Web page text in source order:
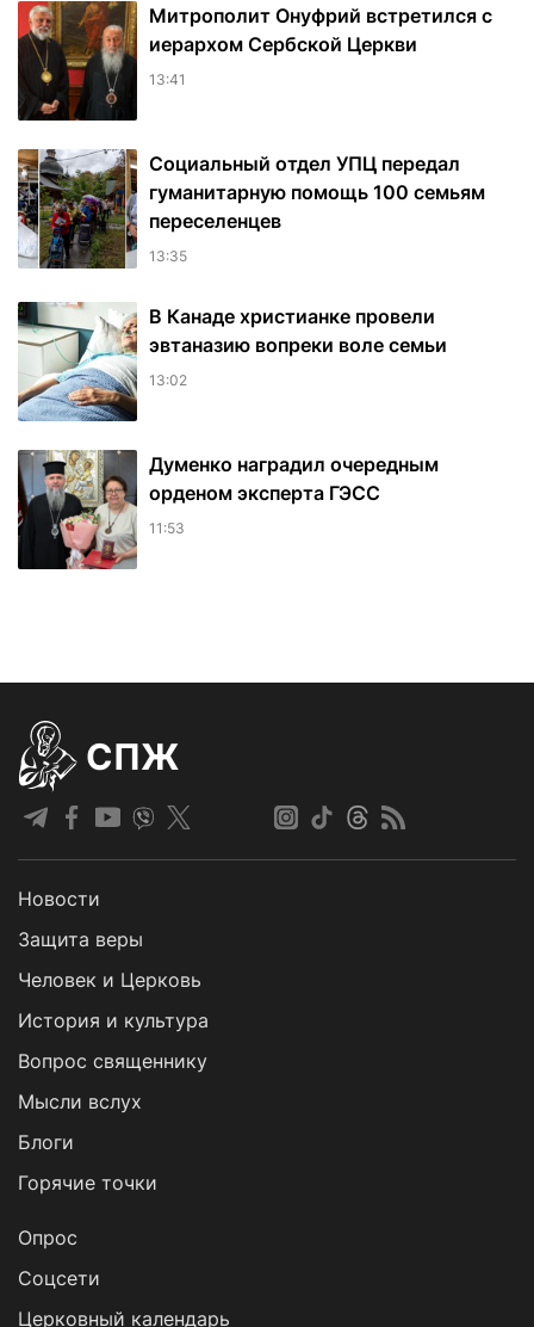
Митрополит Онуфрий встретился с
иерархом Сербской Церкви
13:41
Социальный отдел УПЦ передал
гуманитарную помощь 100 семьям
переселенцев
13:35
В Канаде христианке провели
эвтаназию вопреки воле семьи
13:02
Думенко наградил очередным
орденом эксперта ГЭСС
11:53
СПЖ
Новости
Защита веры
Человек и Церковь
История и культура
Вопрос священнику
Мысли вслух
Блоги
Горячие точки
Опрос
Cоцсети
Церковный календарь